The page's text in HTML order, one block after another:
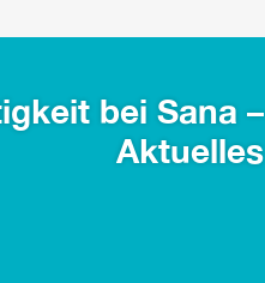
bei Sana –
Aktuelles